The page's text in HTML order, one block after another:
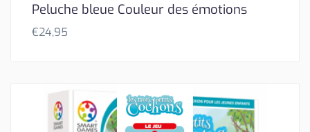
Peluche bleue Couleur des émotions
€24,95